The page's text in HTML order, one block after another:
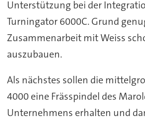
Unterstützung bei der
Turningator 6000C. Grund
Zusammenarbeit mit Weiss
auszubauen.
Als nächstes sollen die
4000 eine Frässpindel des
Unternehmens erhalten und